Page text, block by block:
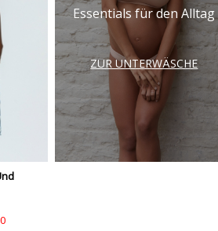
Essentials für den Alltag
ZUR UNTERWÄSCHE